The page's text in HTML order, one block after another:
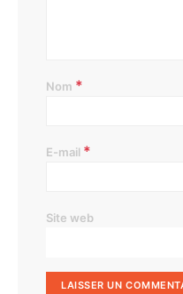
Nom *
E-mail *
Site web